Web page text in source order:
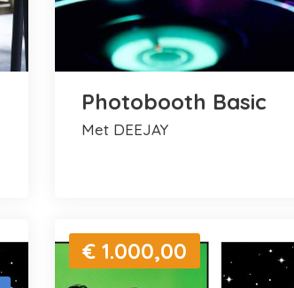
Photobooth Basic
met DEEJAY
€ 1.000,00